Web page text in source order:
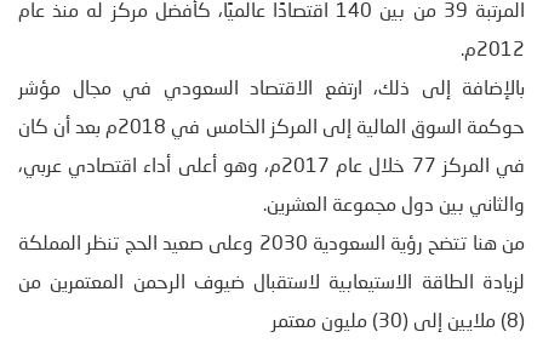
المرتبة 39 من بين 140 اقتصادًا عالميًا، كأفضل مركز له منذ عام
2012م.
بالإضافة إلى ذلك، ارتفع الاقتصاد السعودي في مجال مؤشر
حوكمة السوق المالية إلى المركز الخامس في 2018م بعد أن كان
في المركز 77 خلال عام 2017م، وهو أعلى أداء اقتصادي عربي،
والثاني بين دول مجموعة العشرين.
من هنا تتضح رؤية السعودية 2030 وعلى صعيد الحج تنظر المملكة
لزيادة الطاقة الاستيعابية لاستقبال ضيوف الرحمن المعتمرين من
(8) ملايين إلى (30) مليون معتمر